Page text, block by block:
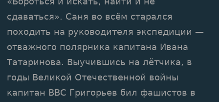
сдаваться». Саня во всём старался
походить на руководителя экспедиции —
отважного полярника капитана Ивана
Татаринова. Выучившись на лётчика, в
годы Великой Отечественной войны
капитан ВВС Григорьев бил фашистов в